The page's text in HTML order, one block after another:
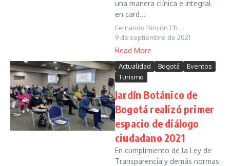
una manera clínica e integral
en card...
Fernando Rincón Ch.
9 de septiembre de 2021
Read More
Actualidad Bogotá
Eventos
Turismo
Jardín Botánico de
Bogotá realizó primer
espacio de diálogo
ciudadano 2021
En cumplimiento de la Ley de
Transparencia y demás normas